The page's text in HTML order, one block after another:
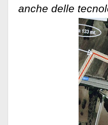
anche delle